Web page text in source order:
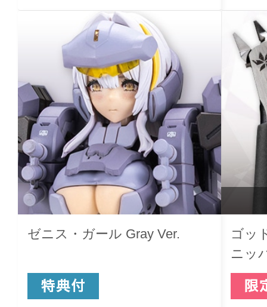
ゼニス・ガール Gray Ver.
ゴッ
ニッ
アVer.